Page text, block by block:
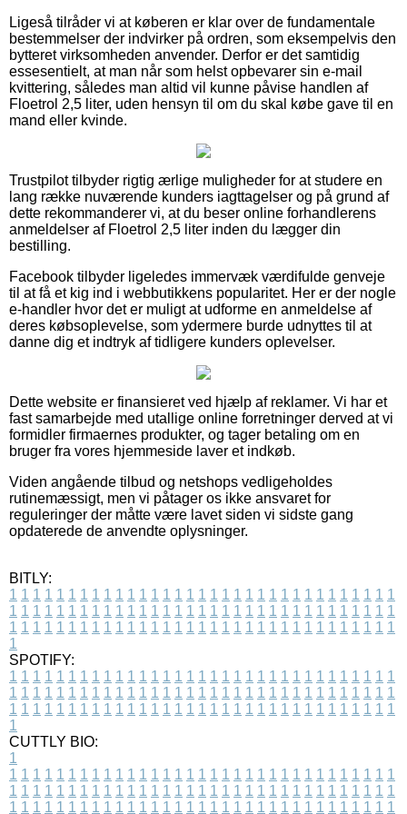
Ligeså tilråder vi at køberen er klar over de fundamentale
bestemmelser der indvirker på ordren, som eksempelvis den
bytteret virksomheden anvender. Derfor er det samtidig
essesentielt, at man når som helst opbevarer sin e-mail
kvittering, således man altid vil kunne påvise handlen af
Floetrol 2,5 liter, uden hensyn til om du skal købe gave til en
mand eller kvinde.
Trustpilot tilbyder rigtig ærlige muligheder for at studere en
lang række nuværende kunders iagttagelser og på grund af
dette rekommanderer vi, at du beser online forhandlerens
anmeldelser af Floetrol 2,5 liter inden du lægger din
bestilling.
Facebook tilbyder ligeledes immervæk værdifulde genveje
til at få et kig ind i webbutikkens popularitet. Her er der nogle
e-handler hvor det er muligt at udforme en anmeldelse af
deres købsoplevelse, som ydermere burde udnyttes til at
danne dig et indtryk af tidligere kunders oplevelser.
Dette website er finansieret ved hjælp af reklamer. Vi har et
fast samarbejde med utallige online forretninger derved at vi
formidler firmaernes produkter, og tager betaling om en
bruger fra vores hjemmeside laver et indkøb.
Viden angående tilbud og netshops vedligeholdes
rutinemæssigt, men vi påtager os ikke ansvaret for
reguleringer der måtte være lavet siden vi sidste gang
opdaterede de anvendte oplysninger.
BITLY:
1 1 1 1 1 1 1 1 1 1 1 1 1 1 1 1 1 1 1 1 1 1 1 1 1 1 1 1 1 1 1 1 1
1 1 1 1 1 1 1 1 1 1 1 1 1 1 1 1 1 1 1 1 1 1 1 1 1 1 1 1 1 1 1 1 1
1 1 1 1 1 1 1 1 1 1 1 1 1 1 1 1 1 1 1 1 1 1 1 1 1 1 1 1 1 1 1 1 1
1
SPOTIFY:
1 1 1 1 1 1 1 1 1 1 1 1 1 1 1 1 1 1 1 1 1 1 1 1 1 1 1 1 1 1 1 1 1
1 1 1 1 1 1 1 1 1 1 1 1 1 1 1 1 1 1 1 1 1 1 1 1 1 1 1 1 1 1 1 1 1
1 1 1 1 1 1 1 1 1 1 1 1 1 1 1 1 1 1 1 1 1 1 1 1 1 1 1 1 1 1 1 1 1
1
CUTTLY BIO:
1
1 1 1 1 1 1 1 1 1 1 1 1 1 1 1 1 1 1 1 1 1 1 1 1 1 1 1 1 1 1 1 1 1
1 1 1 1 1 1 1 1 1 1 1 1 1 1 1 1 1 1 1 1 1 1 1 1 1 1 1 1 1 1 1 1 1
1 1 1 1 1 1 1 1 1 1 1 1 1 1 1 1 1 1 1 1 1 1 1 1 1 1 1 1 1 1 1 1 1